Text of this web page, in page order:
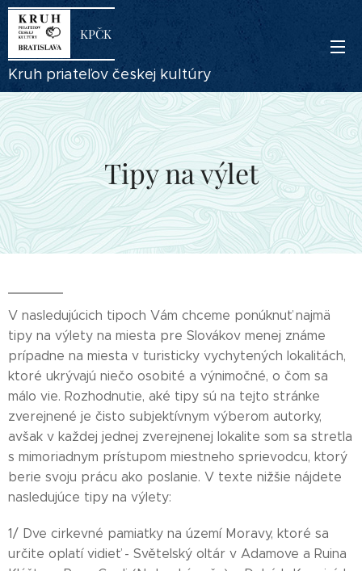
KPČK
Kruh priateľov českej kultúry
Tipy na výlet
V nasledujúcich tipoch Vám chceme ponúknuť najmä
tipy na výlety na miesta pre Slovákov menej známe
prípadne na miesta v turisticky vychytených lokalitách,
ktoré ukrývajú niečo osobité a výnimočné, o čom sa
málo vie. Rozhodnutie, aké tipy sú na tejto stránke
zverejnené je čisto subjektívnym výberom autorky,
avšak v každej jednej zverejnenej lokalite som sa stretla
s mimoriadnym prístupom miestneho sprievodcu, ktorý
berie svoju prácu ako poslanie. V texte nižšie nájdete
nasledujúce tipy na výlety:
1/ Dve cirkevné pamiatky na území Moravy, ktoré sa
určite oplatí vidieť - Světelský oltár v Adamove a Ruina